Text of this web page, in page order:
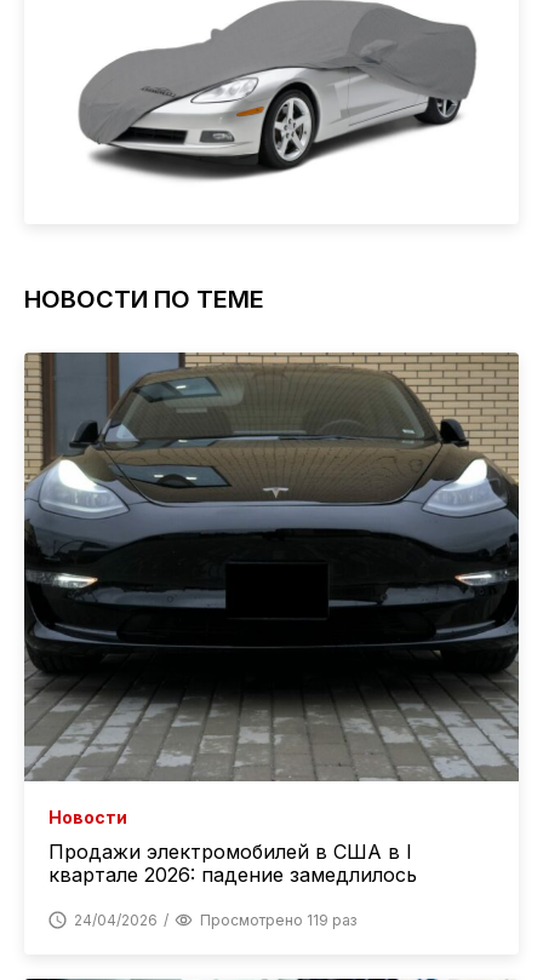
НОВОСТИ ПО ТЕМЕ
Новости
Продажи электромобилей в США в I
квартале 2026: падение замедлилось
24/04/2026 Просмотрено 119 раз